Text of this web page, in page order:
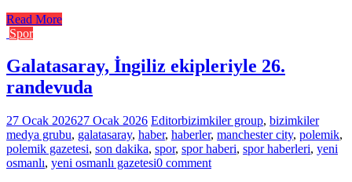
Read More
Spor
Galatasaray, İngiliz ekipleriyle 26.
randevuda
27 Ocak 202627 Ocak 2026 Editorbizimkiler group, bizimkiler
medya grubu, galatasaray, haber, haberler, manchester city, polemik,
polemik gazetesi, son dakika, spor, spor haberi, spor haberleri, yeni
osmanlı, yeni osmanlı gazetesi0 comment